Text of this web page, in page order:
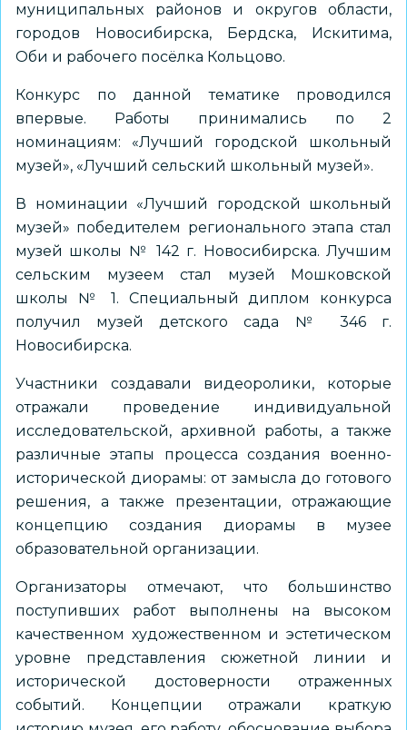
муниципальных районов и округов области,
городов Новосибирска, Бердска, Искитима,
Оби и рабочего посёлка Кольцово.
Конкурс по данной тематике проводился
впервые. Работы принимались по 2
номинациям: «Лучший городской школьный
музей», «Лучший сельский школьный музей».
В номинации «Лучший городской школьный
музей» победителем регионального этапа стал
музей школы № 142 г. Новосибирска. Лучшим
сельским музеем стал музей Мошковской
школы № 1. Специальный диплом конкурса
получил музей детского сада № 346 г.
Новосибирска.
Участники создавали видеоролики, которые
отражали проведение индивидуальной
исследовательской, архивной работы, а также
различные этапы процесса создания военно-
исторической диорамы: от замысла до готового
решения, а также презентации, отражающие
концепцию создания диорамы в музее
образовательной организации.
Организаторы отмечают, что большинство
поступивших работ выполнены на высоком
качественном художественном и эстетическом
уровне представления сюжетной линии и
исторической достоверности отраженных
событий. Концепции отражали краткую